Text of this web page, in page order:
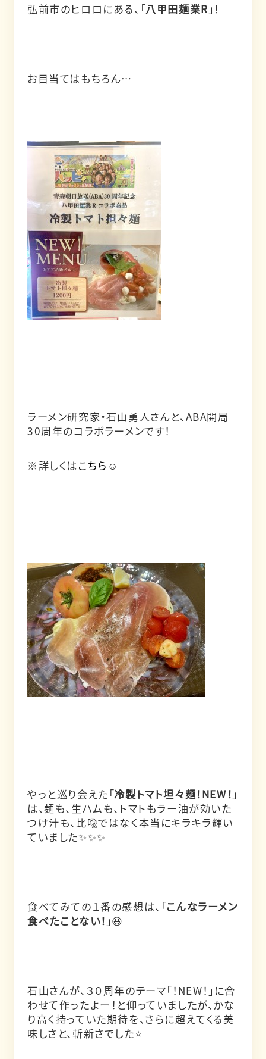
弘前市のヒロロにある、「八甲田麺業R 」！
お目当てはもちろん…
ラーメン研究家・石山勇人さんと、ABA開局
30周年のコラボラーメンです！
※詳しくはこちら ☺️
やっと巡り会えた「冷製トマト坦々麺！NEW！ 」
は、麺も、生ハムも、トマトもラー油が効いた
つけ汁も、比喩ではなく本当にキラキラ輝い
ていました✨✨✨
食べてみての１番の感想は、「こんなラーメン
食べたことない！ 」😆
石山さんが、３０周年のテーマ「！NEW！」に合
わせて作ったよー！と仰っていましたが、かな
り高く持っていた期待を、さらに超えてくる美
味しさと、斬新さでした⭐️